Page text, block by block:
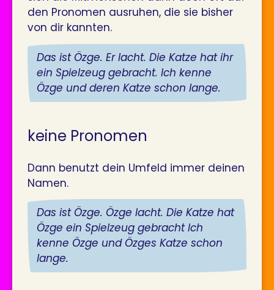
den Pronomen ausruhen, die sie bisher
von dir kannten.
Das ist Özge. Er lacht. Die Katze hat ihr
ein Spielzeug gebracht. Ich kenne
Özge und deren Katze schon lange.
keine Pronomen
Dann benutzt dein Umfeld immer deinen
Namen.
Das ist Özge. Özge lacht. Die Katze hat
Özge ein Spielzeug gebracht Ich
kenne Özge und Özges Katze schon
lange.